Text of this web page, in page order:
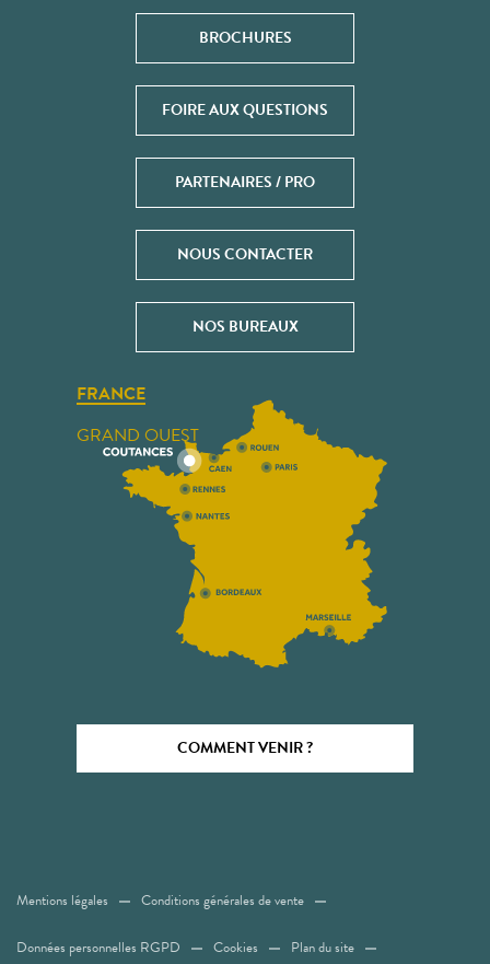
BROCHURES
FOIRE AUX QUESTIONS
PARTENAIRES / PRO
NOUS CONTACTER
NOS BUREAUX
FRANCE
GRAND OUEST
COMMENT VENIR ?
Mentions légales Conditions générales de vente
Données personnelles RGPD Cookies Plan du site